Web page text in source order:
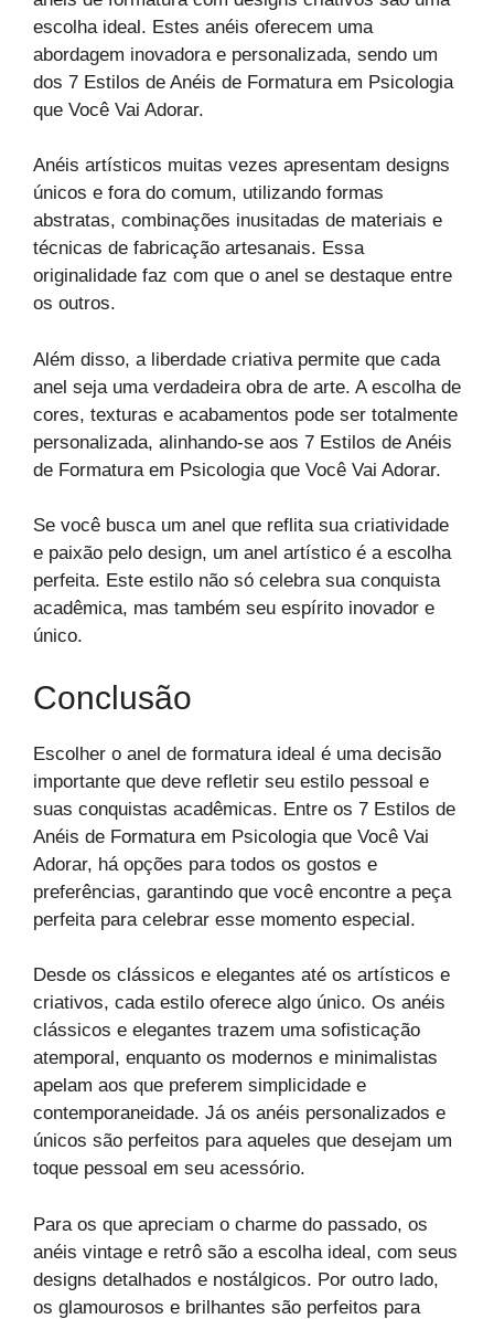
escolha ideal. Estes anéis oferecem uma
abordagem inovadora e personalizada, sendo um
dos 7 Estilos de Anéis de Formatura em Psicologia
que Você Vai Adorar.
Anéis artísticos muitas vezes apresentam designs
únicos e fora do comum, utilizando formas
abstratas, combinações inusitadas de materiais e
técnicas de fabricação artesanais. Essa
originalidade faz com que o anel se destaque entre
os outros.
Além disso, a liberdade criativa permite que cada
anel seja uma verdadeira obra de arte. A escolha de
cores, texturas e acabamentos pode ser totalmente
personalizada, alinhando-se aos 7 Estilos de Anéis
de Formatura em Psicologia que Você Vai Adorar.
Se você busca um anel que reflita sua criatividade
e paixão pelo design, um anel artístico é a escolha
perfeita. Este estilo não só celebra sua conquista
acadêmica, mas também seu espírito inovador e
único.
Conclusão
Escolher o anel de formatura ideal é uma decisão
importante que deve refletir seu estilo pessoal e
suas conquistas acadêmicas. Entre os 7 Estilos de
Anéis de Formatura em Psicologia que Você Vai
Adorar, há opções para todos os gostos e
preferências, garantindo que você encontre a peça
perfeita para celebrar esse momento especial.
Desde os clássicos e elegantes até os artísticos e
criativos, cada estilo oferece algo único. Os anéis
clássicos e elegantes trazem uma sofisticação
atemporal, enquanto os modernos e minimalistas
apelam aos que preferem simplicidade e
contemporaneidade. Já os anéis personalizados e
únicos são perfeitos para aqueles que desejam um
toque pessoal em seu acessório.
Para os que apreciam o charme do passado, os
anéis vintage e retrô são a escolha ideal, com seus
designs detalhados e nostálgicos. Por outro lado,
os glamourosos e brilhantes são perfeitos para